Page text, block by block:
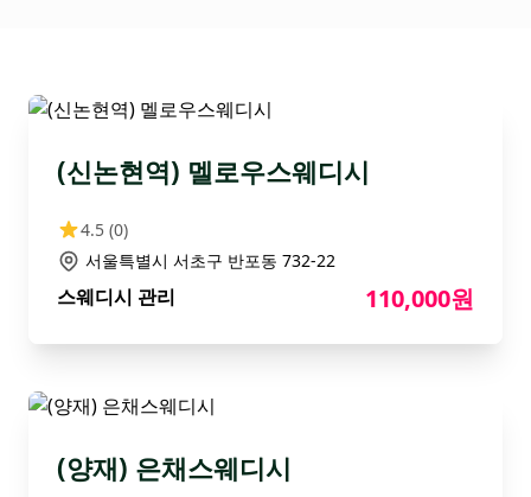
(신논현역) 멜로우스웨디시
4.5 (0)
서울특별시 서초구 반포동 732-22
스웨디시 관리 110,000원
(양재) 은채스웨디시